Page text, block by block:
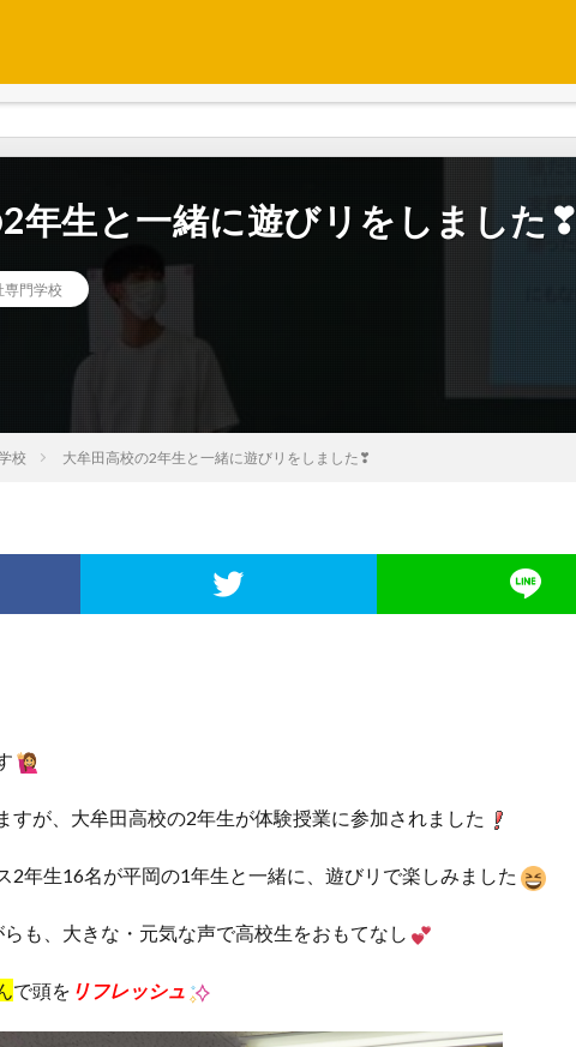
年生と一緒に遊びリをしました❣
専門学校
校 大牟田高校の2年生と一緒に遊びリをしました❣
すが、大牟田高校の2年生が体験授業に参加されました
2年生16名が平岡の1年生と一緒に、遊びリで楽しみました
も、大きな・元気な声で高校生をおもてなし
で頭を リフレッシュ